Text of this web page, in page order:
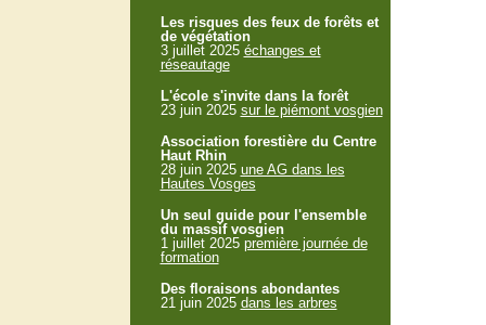
Les risques des feux de forêts et
de végétation
3 juillet 2025 échanges et
réseautage
L'école s'invite dans la forêt
23 juin 2025 sur le piémont vosgien
Association forestière du Centre
Haut Rhin
28 juin 2025 une AG dans les
Hautes Vosges
Un seul guide pour l'ensemble
du massif vosgien
1 juillet 2025 première journée de
formation
Des floraisons abondantes
21 juin 2025 dans les arbres